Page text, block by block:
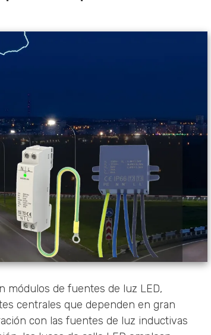
módulos de fuentes de luz LED,
centrales que dependen en gran
con las fuentes de luz inductivas